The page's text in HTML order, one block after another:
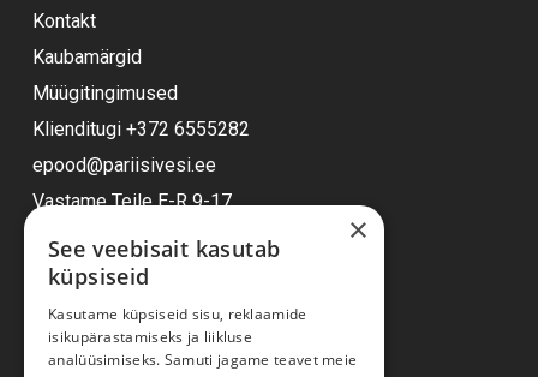
Kontakt
Kaubamärgid
Müügitingimused
Klienditugi +372 6555282
epood@pariisivesi.ee
Vastame Teile E-R 9-17
Ostuabi
Kauba kohaletoimetamine
×
See veebisait kasutab
küpsiseid
Kasutame küpsiseid sisu, reklaamide
isikupärastamiseks ja liikluse
analüüsimiseks. Samuti jagame teavet meie